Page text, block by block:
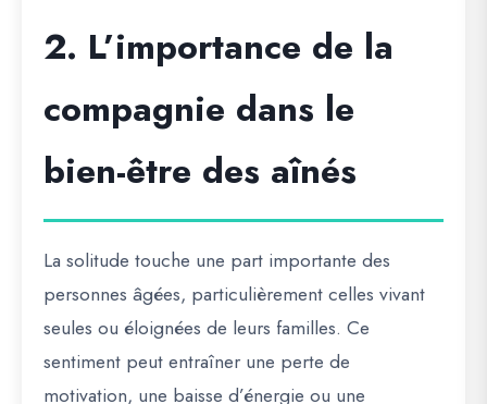
2. L’importance de la
compagnie dans le
bien-être des aînés
La solitude touche une part importante des
personnes âgées, particulièrement celles vivant
seules ou éloignées de leurs familles. Ce
sentiment peut entraîner une perte de
motivation, une baisse d’énergie ou une